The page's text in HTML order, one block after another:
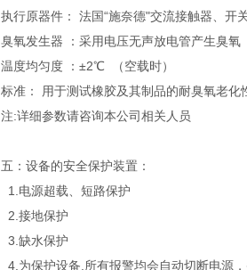
执行原器件： 法国“施奈德"交流接触器、开
臭氧发生器 ：采用电压无声放电管产生臭氧
温度均匀度 ：±2℃ （空载时）
标准： 用于测试橡胶及其制品的耐臭氧老化
注:详细参数请咨询本公司相关人员
五：设备的安全保护装置：
1.电源超载、短路保护
2.接地保护
3.缺水保护
4.为保护设备,所有报警均会自动切断电源，